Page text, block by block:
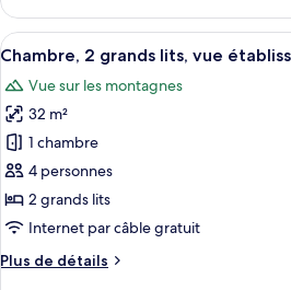
lits,
vue
établissement
(Kukahi)
le
type
de
Chambre
Premium,
grands
lits,
vue
établissement
(Kukahi)
Afficher
toutes
les
photos
pour
ce
type
de
chambre :
Chambre,
5
Chambre, 2 grands lits, vue
Vue sur les montagnes
32 m²
1 chambre
4 personnes
2 grands lits
Internet par câble gratuit
Plus de détails
Plus